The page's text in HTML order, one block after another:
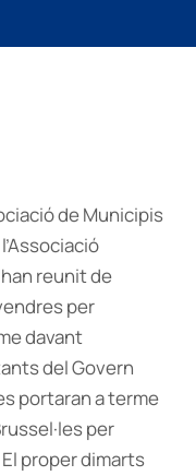
de Municipis
reunit de
per
davant
del Govern
portaran a terme
per
proper dimarts